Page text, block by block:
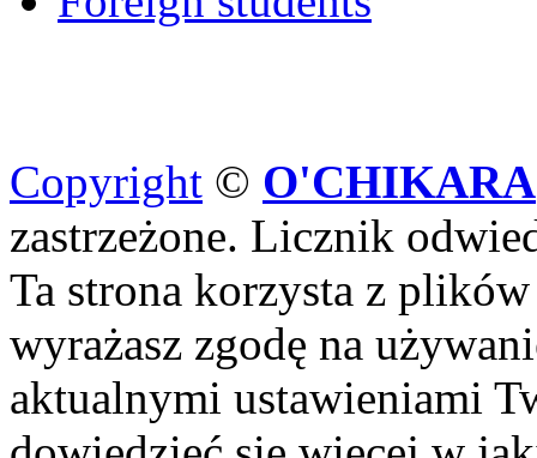
Copyright © O'CHIKARA
zastrzeżone. Licznik
Ta strona korzysta z
wyrażasz zgodę na
aktualnymi ustawieniami